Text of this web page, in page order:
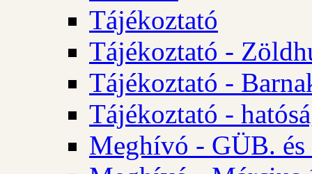
Tájékoztató
Tájékoztató -
Tájékoztató -
Tájékoztató -
Meghívó - GÜB.